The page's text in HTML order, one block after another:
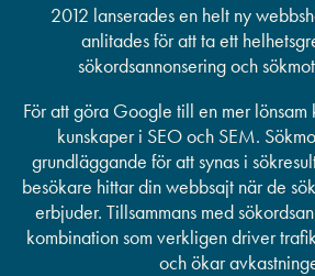
2012 lanserades en helt ny
anlitades för att ta ett
sökordsannonsering och
För att göra Google till en mer lönsam
kunskaper i SEO och SEM.
grundläggande för att synas i
besökare hittar din webbsajt när de
erbjuder. Tillsammans med
kombination som verkligen driver
och ökar